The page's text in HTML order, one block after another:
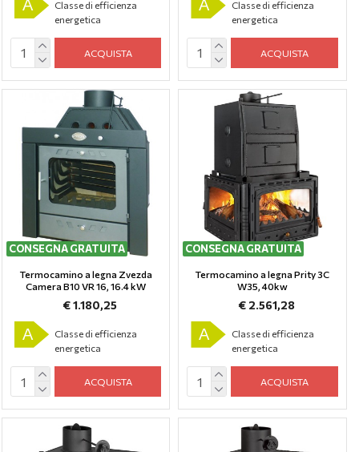
A
Classe di efficienza
energetica
ACQUISTA
A
Classe di efficienza
energetica
ACQUISTA
CONSEGNA GRATUITA
Termocamino a legna Zvezda
Camera B10 VR 16, 16.4 kW
€ 1.180,25
A
Classe di efficienza
energetica
ACQUISTA
CONSEGNA GRATUITA
Termocamino a legna Prity 3C
W35, 40kw
€ 2.561,28
A
Classe di efficienza
energetica
ACQUISTA